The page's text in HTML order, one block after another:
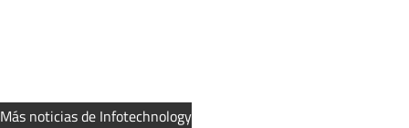
Más noticias de Infotechnology